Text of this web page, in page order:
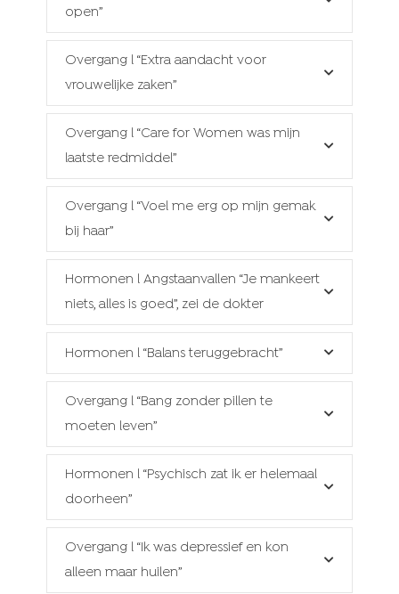
open”
Overgang l “Extra aandacht voor
vrouwelijke zaken”
Overgang l “Care for Women was mijn
laatste redmiddel”
Overgang l “Voel me erg op mijn gemak
bij haar”
Hormonen l Angstaanvallen “Je mankeert
niets, alles is goed”, zei de dokter
Hormonen l “Balans teruggebracht”
Overgang l “Bang zonder pillen te
moeten leven”
Hormonen l “Psychisch zat ik er helemaal
doorheen”
Overgang l “Ik was depressief en kon
alleen maar huilen”